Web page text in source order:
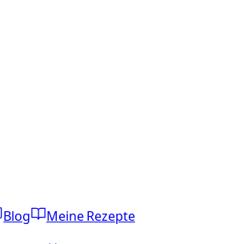
Blog
Meine Rezepte